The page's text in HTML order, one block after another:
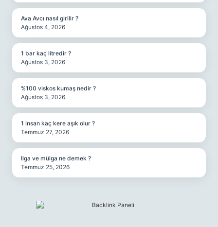
Ava Avcı nasıl girilir ?
Ağustos 4, 2026
1 bar kaç litredir ?
Ağustos 3, 2026
%100 viskos kumaş nedir ?
Ağustos 3, 2026
1 insan kaç kere aşık olur ?
Temmuz 27, 2026
Ilga ve mülga ne demek ?
Temmuz 25, 2026